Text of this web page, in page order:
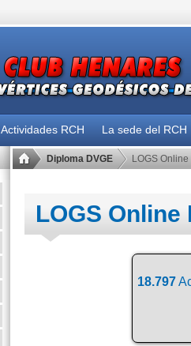
Actividades RCH La sede del RCH
Diploma DVGE LOGS Online
LOGS Online
18.797